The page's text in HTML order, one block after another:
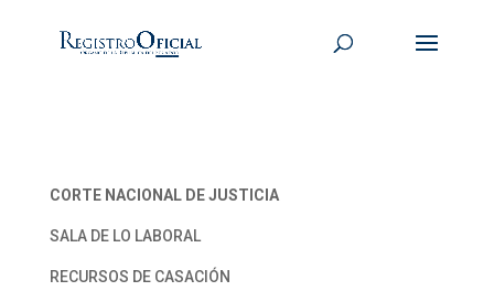
CORTE NACIONAL DE JUSTICIA
SALA DE LO LABORAL
RECURSOS DE CASACIÓN